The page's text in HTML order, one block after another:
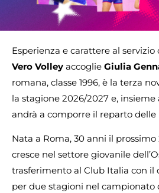
Esperienza e carattere al servizio
Vero Volley accoglie Giulia
romana, classe 1996, è la terza
la stagione 2026/2027 e, insieme
andrà a comporre il reparto
Nata a Roma, 30 anni il
cresce nel settore giovanile
trasferimento al Club Italia con il
per due stagioni nel campionato